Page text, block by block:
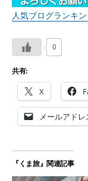
人気ブログランキ
0
共有:
X
メールアドレ
『くま旅』関連記事